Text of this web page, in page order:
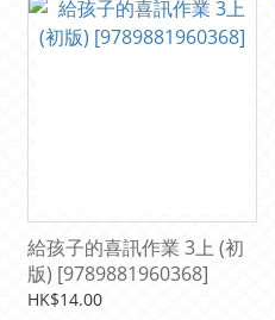
給孩子的喜訊作業 3上 (初
版) [9789881960368]
HK$14.00